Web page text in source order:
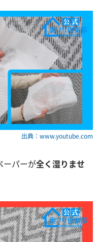
出典：www.youtube.com
ーパーが全く湿りませ